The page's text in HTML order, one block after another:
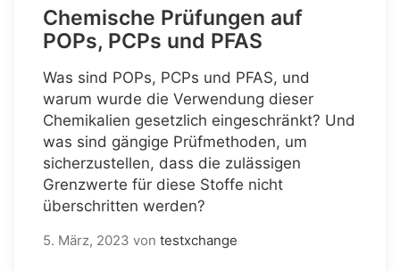
Chemische Prüfungen auf
POPs, PCPs und PFAS
Was sind POPs, PCPs und PFAS, und
warum wurde die Verwendung dieser
Chemikalien gesetzlich eingeschränkt? Und
was sind gängige Prüfmethoden, um
sicherzustellen, dass die zulässigen
Grenzwerte für diese Stoffe nicht
überschritten werden?
5. März, 2023 von testxchange